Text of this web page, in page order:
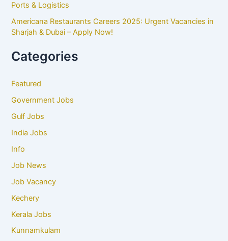
Ports & Logistics
Americana Restaurants Careers 2025: Urgent Vacancies in
Sharjah & Dubai – Apply Now!
Categories
Featured
Government Jobs
Gulf Jobs
India Jobs
Info
Job News
Job Vacancy
Kechery
Kerala Jobs
Kunnamkulam